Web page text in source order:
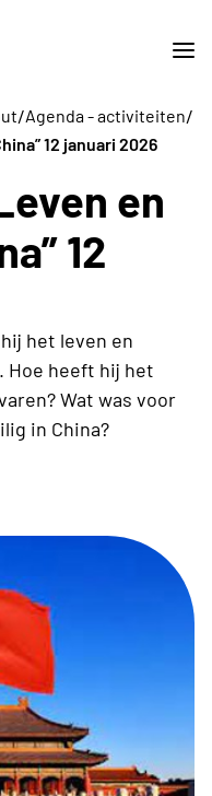
/Agenda - activiteiten/
12 januari 2026
en
12
het leven en
Hoe heeft hij het
Wat was voor
in China?